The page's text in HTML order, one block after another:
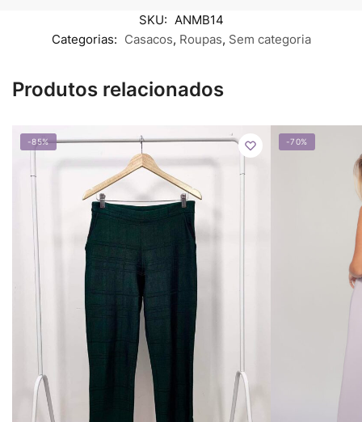
SKU: ANMB14
Categorias: Casacos, Roupas, Sem categoria
Produtos relacionados
-85% -70%